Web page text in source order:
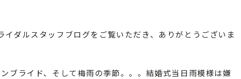
イダルスタッフブログをご覧いただき、ありがとうございま
ブライド、そして梅雨の季節。。。結婚式当日雨模様は嫌